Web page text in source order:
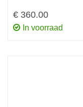
€ 360.00
In voorraad